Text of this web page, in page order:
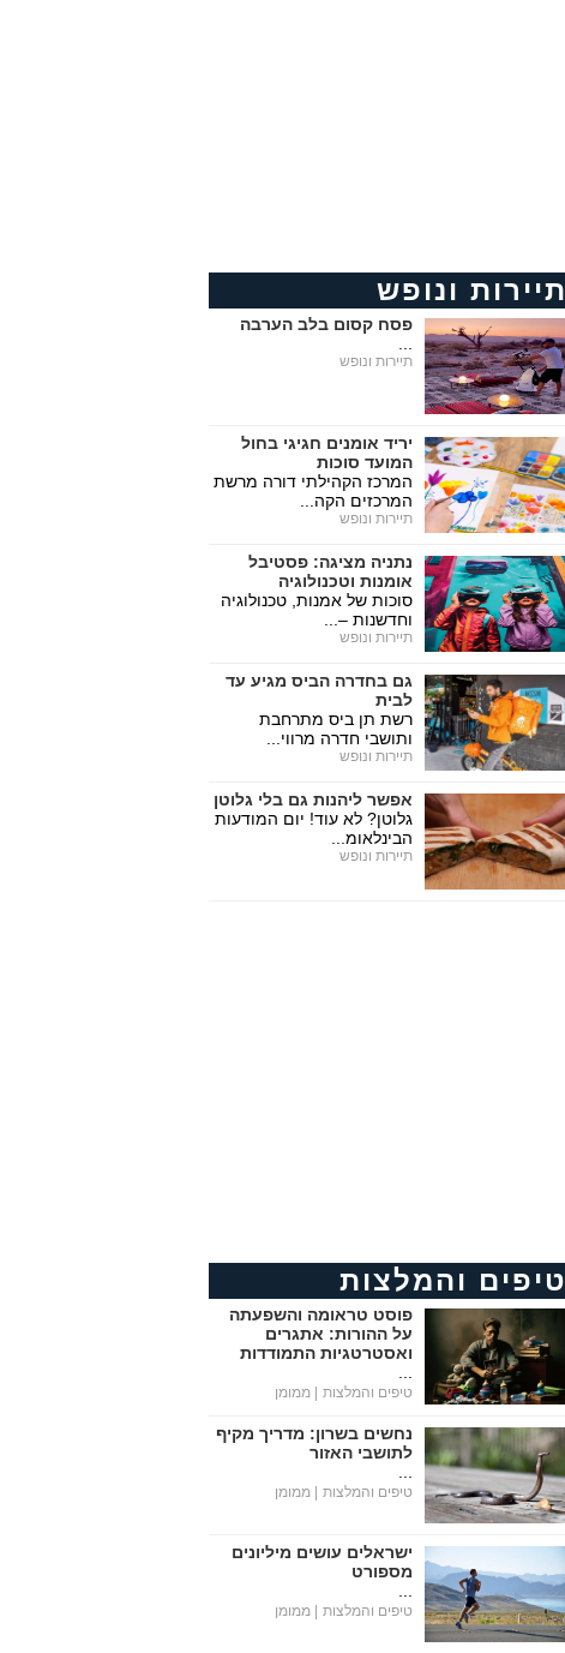
תיירות ונופש
פסח קסום בלב הערבה
תיירות ונופש
יריד אומנים חגיגי בחול
המועד סוכות
המרכז הקהילתי דורה מרשת
המרכזים הקה...
תיירות ונופש
נתניה מציגה: פסטיבל
אומנות וטכנולוגיה
סוכות של אמנות, טכנולוגיה
וחדשנות –...
תיירות ונופש
גם בחדרה הביס מגיע עד
לבית
רשת תן ביס מתרחבת
ותושבי חדרה מרווי...
תיירות ונופש
אפשר ליהנות גם בלי גלוטן
גלוטן? לא עוד! יום המודעות
הבינלאומ...
תיירות ונופש
טיפים והמלצות
פוסט טראומה והשפעתה
על ההורות: אתגרים
ואסטרטגיות התמודדות
טיפים והמלצות | ממומן
נחשים בשרון: מדריך מקיף
לתושבי האזור
טיפים והמלצות | ממומן
ישראלים עושים מיליונים
מספורט
טיפים והמלצות | ממומן